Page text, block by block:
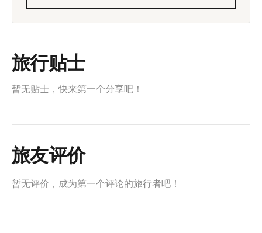
旅行贴士
暂无贴士，快来第一个分享吧！
旅友评价
暂无评价，成为第一个评论的旅行者吧！